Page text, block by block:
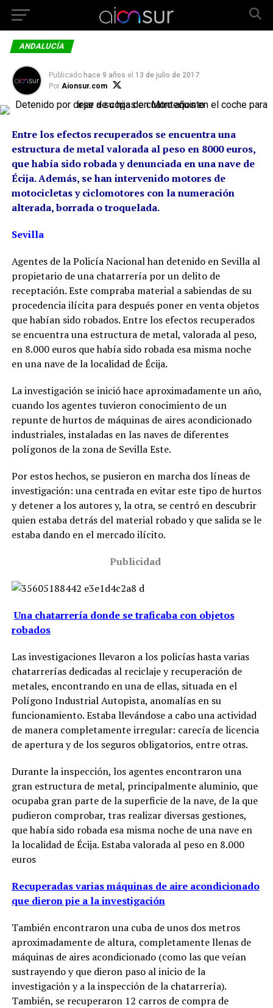
ANDALUCÍA
Publicado hace 9 años el 13 de julio de 2017
Por Aionsur.com
Entre los efectos recuperados se encuentra una
estructura de metal valorada al peso en 8000 euros,
que había sido robada y denunciada en una nave de
Écija. Además, se han intervenido motores de
motocicletas y ciclomotores con la numeración
alterada, borrada o troquelada.
Sevilla
Agentes de la Policía Nacional han detenido en Sevilla al
propietario de una chatarrería por un delito de
receptación. Este compraba material a sabiendas de su
procedencia ilícita para después poner en venta objetos
que habían sido robados. Entre los efectos recuperados
se encuentra una estructura de metal, valorada al peso,
en 8.000 euros que había sido robada esa misma noche
en una nave de la localidad de Écija.
La investigación se inició hace aproximadamente un año,
cuando los agentes tuvieron conocimiento de un
repunte de hurtos de máquinas de aires acondicionado
industriales, instaladas en las naves de diferentes
polígonos de la zona de Sevilla Este.
Por estos hechos, se pusieron en marcha dos líneas de
investigación: una centrada en evitar este tipo de hurtos
y detener a los autores y, la otra, se centró en descubrir
quien estaba detrás del material robado y que salida se le
estaba dando en el mercado ilícito.
Publicidad
Una chatarrería donde se traficaba con objetos
robados
Las investigaciones llevaron a los policías hasta varias
chatarrerías dedicadas al reciclaje y recuperación de
metales, encontrando en una de ellas, situada en el
Polígono Industrial Autopista, anomalías en su
funcionamiento. Estaba llevándose a cabo una actividad
de manera completamente irregular: carecía de licencia
de apertura y de los seguros obligatorios, entre otras.
Durante la inspección, los agentes encontraron una
gran estructura de metal, principalmente aluminio, que
ocupaba gran parte de la superficie de la nave, de la que
pudieron comprobar, tras realizar diversas gestiones,
que había sido robada esa misma noche de una nave en
la localidad de Écija. Estaba valorada al peso en 8.000
euros
Recuperadas varias máquinas de aire acondicionado
que dieron pie a la investigación
También encontraron una cuba de unos dos metros
aproximadamente de altura, completamente llenas de
máquinas de aires acondicionado (como las que veían
sustrayendo y que dieron paso al inicio de la
investigación y a la inspección de la chatarrería).
También, se recuperaron 12 carros de compra de